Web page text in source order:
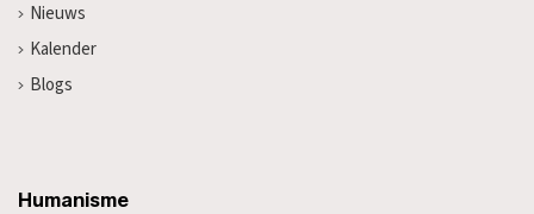
Nieuws
Kalender
Blogs
Humanisme